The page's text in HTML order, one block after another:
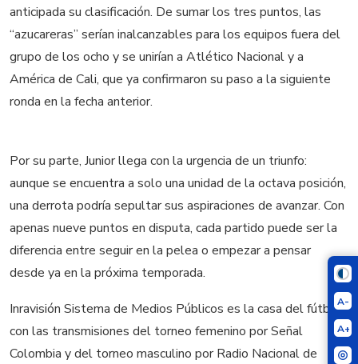
A-
A+
anticipada su clasificación. De sumar los tres puntos, las
“azucareras” serían inalcanzables para los equipos fuera del
grupo de los ocho y se unirían a Atlético Nacional y a
América de Cali, que ya confirmaron su paso a la siguiente
ronda en la fecha anterior.
Por su parte, Junior llega con la urgencia de un triunfo:
aunque se encuentra a solo una unidad de la octava posición,
una derrota podría sepultar sus aspiraciones de avanzar. Con
apenas nueve puntos en disputa, cada partido puede ser la
diferencia entre seguir en la pelea o empezar a pensar
desde ya en la próxima temporada.
Inravisión Sistema de Medios Públicos es la casa del fútbol,
con las transmisiones del torneo femenino por Señal
Colombia y del torneo masculino por Radio Nacional de